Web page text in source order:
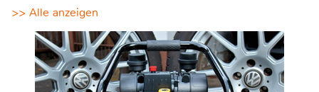
>> Alle anzeigen